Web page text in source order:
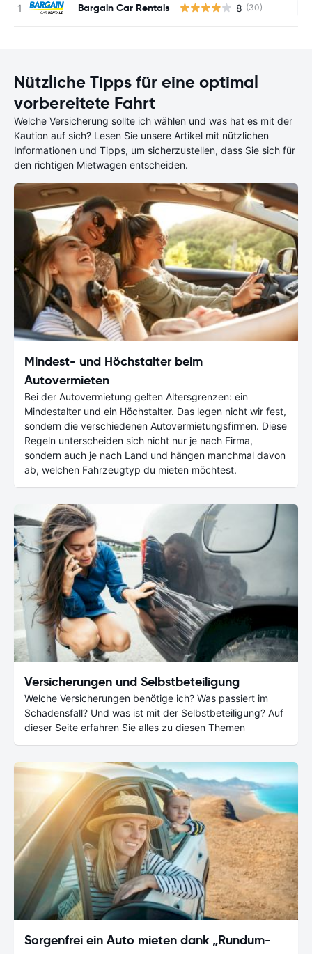
Bargain Car Rentals 8 (30)
Nützliche Tipps für eine optimal
vorbereitete Fahrt
Welche Versicherung sollte ich wählen und was hat es mit der
Kaution auf sich? Lesen Sie unsere Artikel mit nützlichen
Informationen und Tipps, um sicherzustellen, dass Sie sich für
den richtigen Mietwagen entscheiden.
Mindest- und Höchstalter beim
Autovermieten
Bei der Autovermietung gelten Altersgrenzen: ein
Mindestalter und ein Höchstalter. Das legen nicht wir fest,
sondern die verschiedenen Autovermietungsfirmen. Diese
Regeln unterscheiden sich nicht nur je nach Firma,
sondern auch je nach Land und hängen manchmal davon
ab, welchen Fahrzeugtyp du mieten möchtest.
Versicherungen und Selbstbeteiligung
Welche Versicherungen benötige ich? Was passiert im
Schadensfall? Und was ist mit der Selbstbeteiligung? Auf
dieser Seite erfahren Sie alles zu diesen Themen
Sorgenfrei ein Auto mieten dank „Rundum-